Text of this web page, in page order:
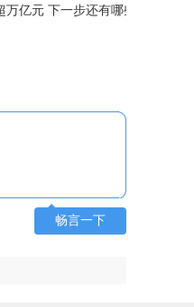
亿元 下一步还有哪些重大部署？
畅言一下